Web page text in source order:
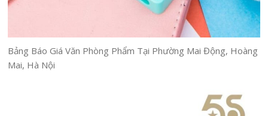
Bảng Báo Giá Văn Phòng Phẩm Tại Phường Mai Động, Hoàng
Mai, Hà Nội